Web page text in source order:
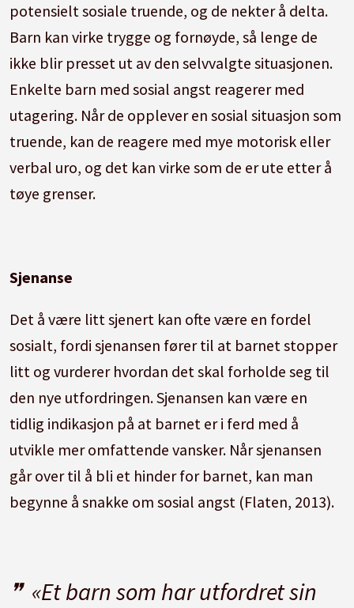
potensielt sosiale truende, og de nekter å delta.
Barn kan virke trygge og fornøyde, så lenge de
ikke blir presset ut av den selvvalgte situasjonen.
Enkelte barn med sosial angst reagerer med
utagering. Når de opplever en sosial situasjon som
truende, kan de reagere med mye motorisk eller
verbal uro, og det kan virke som de er ute etter å
tøye grenser.
Sjenanse
Det å være litt sjenert kan ofte være en fordel
sosialt, fordi sjenansen fører til at barnet stopper
litt og vurderer hvordan det skal forholde seg til
den nye utfordringen. Sjenansen kan være en
tidlig indikasjon på at barnet er i ferd med å
utvikle mer omfattende vansker. Når sjenansen
går over til å bli et hinder for barnet, kan man
begynne å snakke om sosial angst (Flaten, 2013).
«Et barn som har utfordret sin